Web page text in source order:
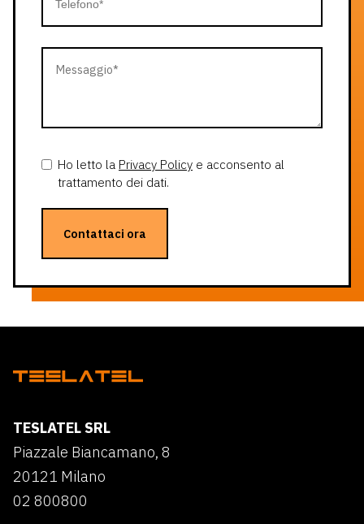
Ho letto la Privacy Policy e acconsento al
trattamento dei dati.
Contattaci ora
TESLATEL SRL
Piazzale Biancamano, 8
20121 Milano
02 800800